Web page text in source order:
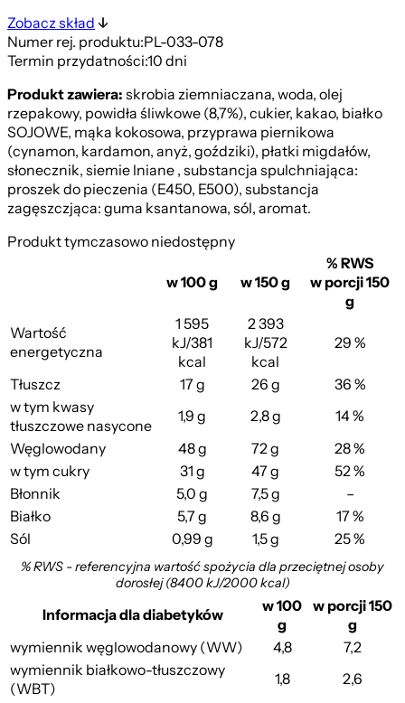
Zobacz skład
Numer rej. produktu:PL-033-078
Termin przydatności:10 dni
Produkt zawiera:skrobia ziemniaczana, woda, olej
rzepakowy, powidła śliwkowe (8,7%), cukier, kakao, białko
SOJOWE, mąka kokosowa, przyprawa piernikowa
(cynamon, kardamon, anyż, goździki), płatki migdałów,
słonecznik, siemie lniane , substancja spulchniająca:
proszek do pieczenia (E450, E500), substancja
zagęszczjąca: guma ksantanowa, sól, aromat.
Produkt tymczasowo niedostępny
w 100 g w 150 g
% RWS
w porcji 150
g
Wartość
energetyczna
1 595
kJ/381
kcal
2 393
kJ/572
kcal
29 %
Tłuszcz 17 g 26 g
36 %
w tym kwasy
tłuszczowe nasycone
1,9 g 2,8 g
14 %
Węglowodany
48 g 72 g
28 %
w tym cukry
31 g 47 g
52 %
Błonnik
5,0 g 7,5 g
–
Białko
5,7 g 8,6 g
17 %
Sól
0,99 g 1,5 g 25 %
% RWS - referencyjna wartość spożycia dla przeciętnej osoby
dorosłej (8400 kJ/2000 kcal)
Informacja dla diabetyków
w 100
g
w porcji 150
g
wymiennik węglowodanowy (WW)
4,8
7,2
wymiennik białkowo-tłuszczowy
(WBT)
1,8 2,6